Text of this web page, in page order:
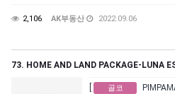
2,106 AK부동산 2022.09.06
73. HOME AND LAND PACKAGE-LUNA
골코